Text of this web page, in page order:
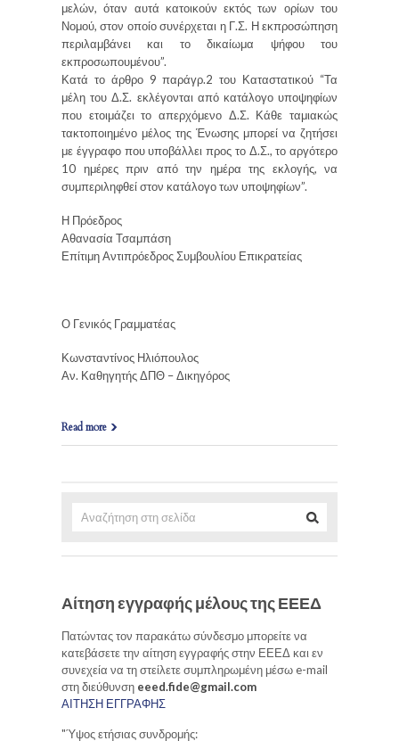
μελών, όταν αυτά κατοικούν εκτός των ορίων του
Νομού, στον οποίο συνέρχεται η Γ.Σ. Η εκπροσώπηση
περιλαμβάνει και το δικαίωμα ψήφου του
εκπροσωπουμένου”.
Κατά το άρθρο 9 παράγρ.2 του Καταστατικού “Τα
μέλη του Δ.Σ. εκλέγονται από κατάλογο υποψηφίων
που ετοιμάζει το απερχόμενο Δ.Σ. Κάθε ταμιακώς
τακτοποιημένο μέλος της Ένωσης μπορεί να ζητήσει
με έγγραφο που υποβάλλει προς το Δ.Σ., το αργότερο
10 ημέρες πριν από την ημέρα της εκλογής, να
συμπεριληφθεί στον κατάλογο των υποψηφίων”.
Η Πρόεδρος
Αθανασία Τσαμπάση
Επίτιμη Αντιπρόεδρος Συμβουλίου Επικρατείας
Ο Γενικός Γραμματέας
Κωνσταντίνος Ηλιόπουλος
Αν. Καθηγητής ΔΠΘ – Δικηγόρος
Read more
Αίτηση εγγραφής μέλους της ΕΕΕΔ
Πατώντας τον παρακάτω σύνδεσμο μπορείτε να
κατεβάσετε την αίτηση εγγραφής στην ΕΕΕΔ και εν
συνεχεία να τη στείλετε συμπληρωμένη μέσω e-mail
στη διεύθυνση eeed.fide@gmail.com
ΑΙΤΗΣΗ ΕΓΓΡΑΦΗΣ
"Ύψος ετήσιας συνδρομής: